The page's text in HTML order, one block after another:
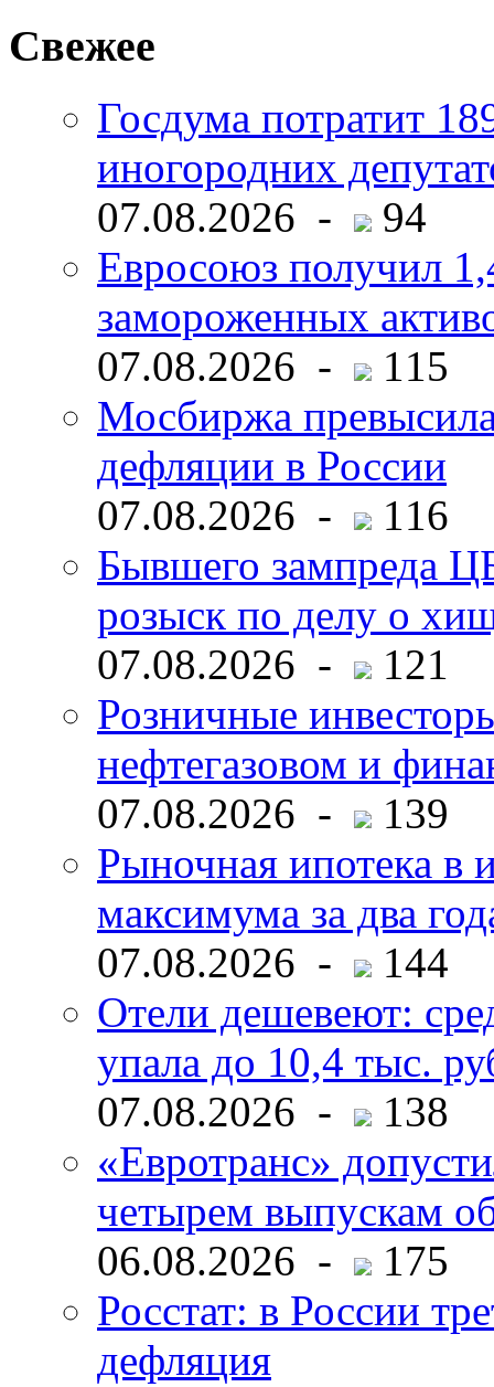
Свежее
Госдума потратит
иногородних
07.08.2026 -
94
Евросоюз получил
замороженных
07.08.2026 -
115
Мосбиржа
дефляции в России
07.08.2026 -
116
Бывшего зампреда
розыск по делу о
07.08.2026 -
121
Розничные
нефтегазовом и
07.08.2026 -
139
Рыночная ипотека в
максимума за два
07.08.2026 -
144
Отели дешевеют:
упала до 10,4 тыс.
07.08.2026 -
138
«Евротранс»
четырем выпускам
06.08.2026 -
175
Росстат: в России
дефляция